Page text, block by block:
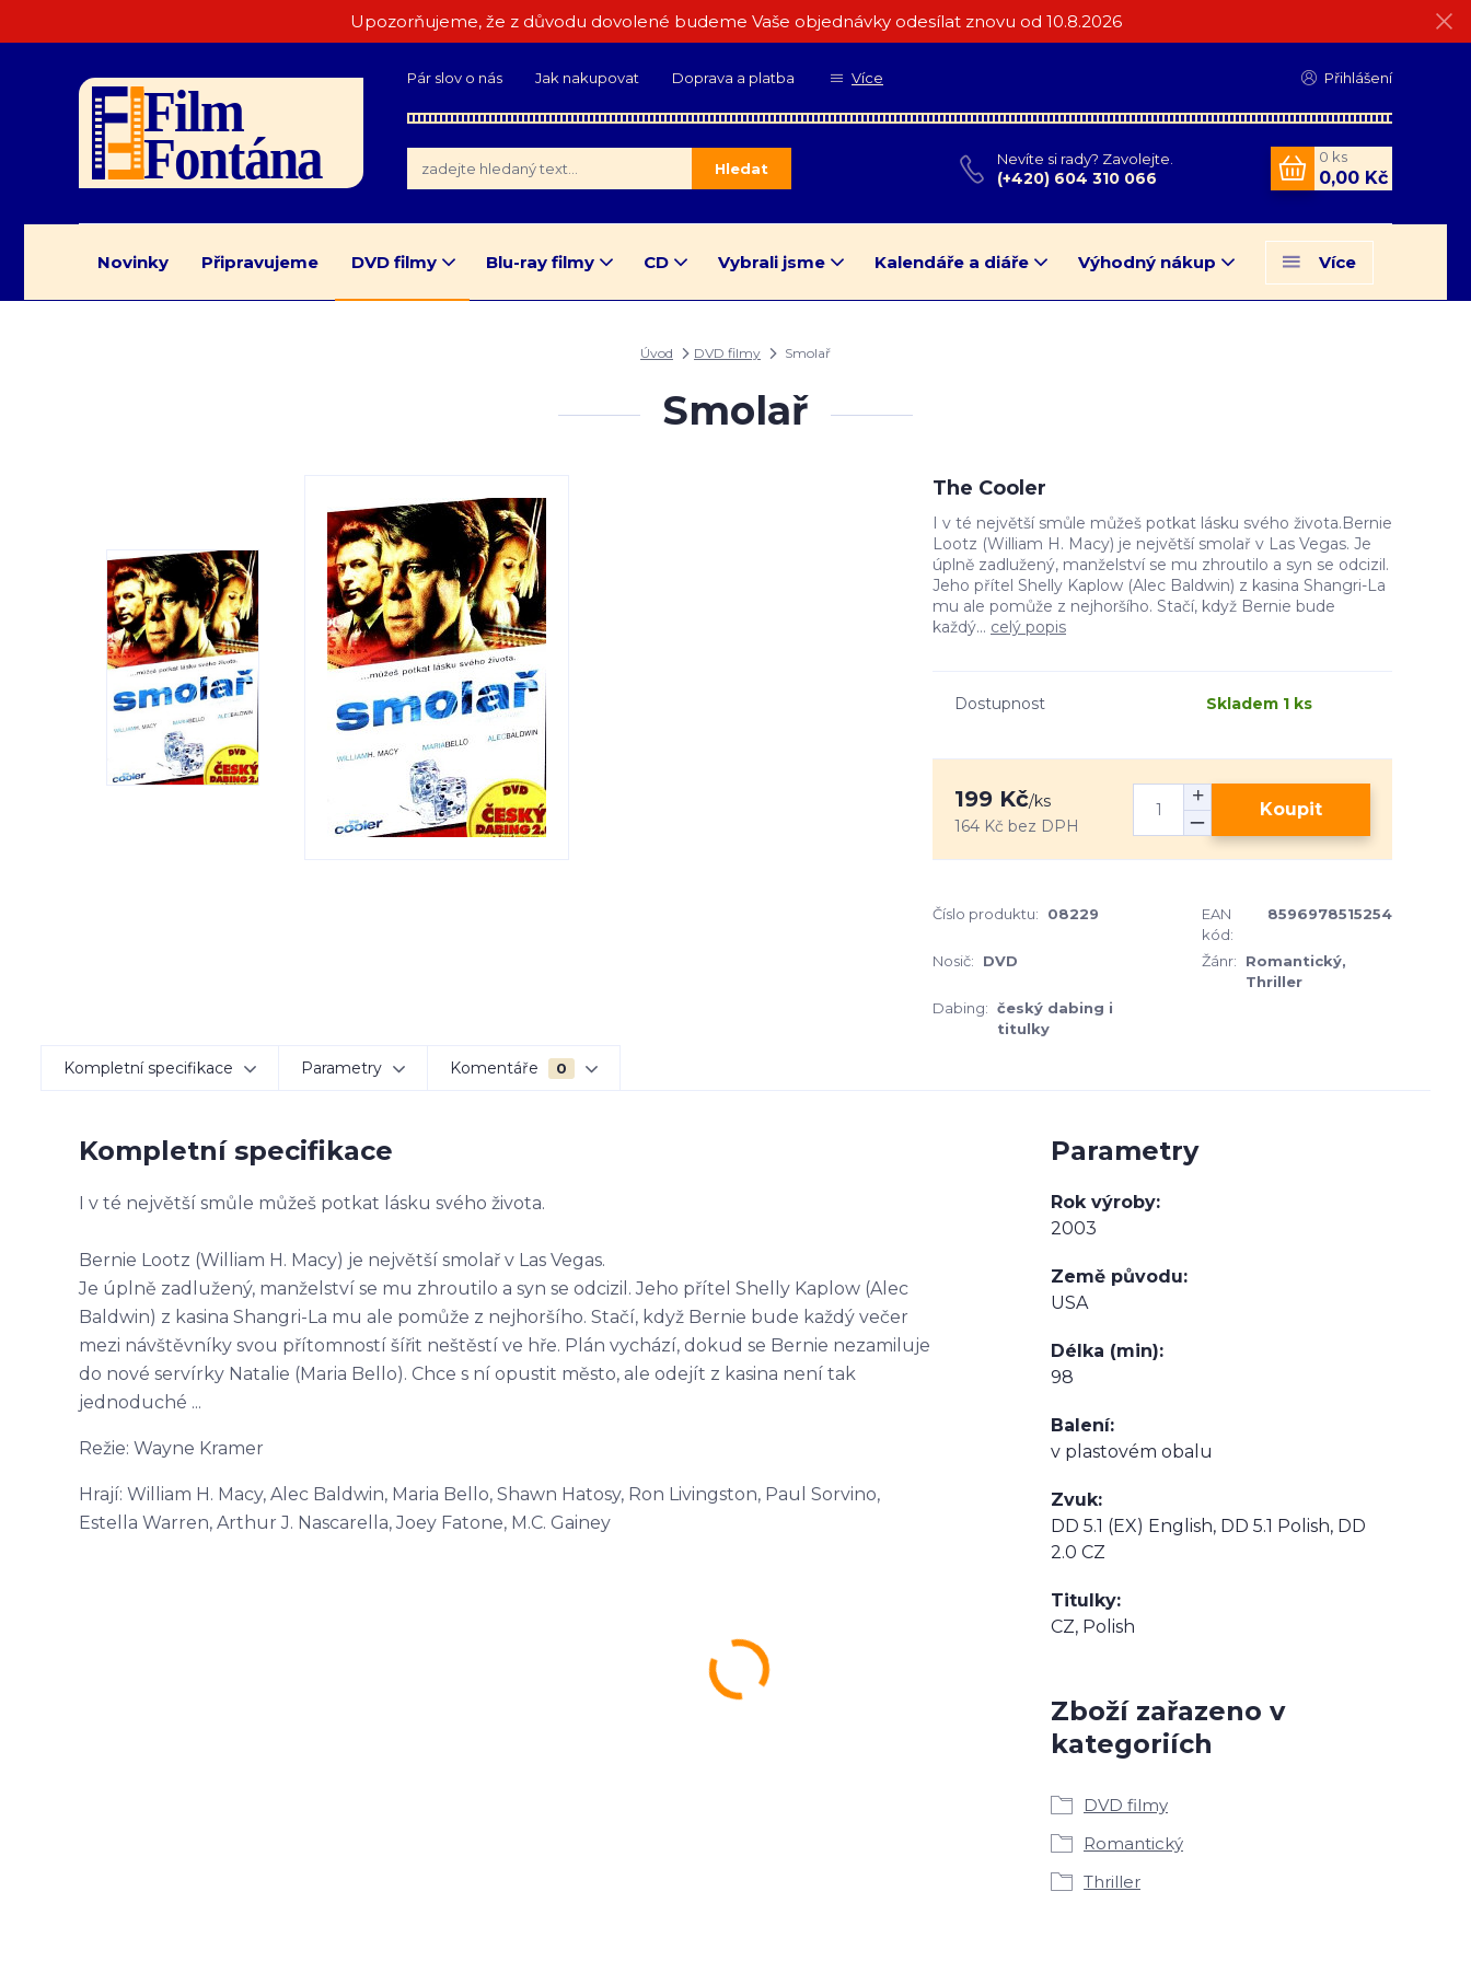
Upozorňujeme, že z důvodu dovolené budeme Vaše objednávky odesílat znovu od 10.8.2026
Pár slov o nás Jak nakupovat Doprava a platba Více Přihlášení
Hledat
Nevíte si rady? Zavolejte.
(+420) 604 310 066
0 ks
0,00 Kč
Novinky Připravujeme DVD filmy Blu-ray filmy CD Vybrali jsme Kalendáře a diáře Výhodný nákup Více
Úvod DVD filmy Smolař
Smolař
The Cooler
I v té největší smůle můžeš potkat lásku svého života.Bernie
Lootz (William H. Macy) je největší smolař v Las Vegas. Je
úplně zadlužený, manželství se mu zhroutilo a syn se odcizil.
Jeho přítel Shelly Kaplow (Alec Baldwin) z kasina Shangri-La
mu ale pomůže z nejhoršího. Stačí, když Bernie bude
každý... celý popis
Dostupnost Skladem 1 ks
199 Kč/ks
164 Kč bez DPH
Koupit
Číslo produktu: 08229
EAN
kód:
8596978515254
Nosič: DVD Žánr:
Romantický,
Thriller
Dabing: český dabing i
titulky
Kompletní specifikace Parametry Komentáře 0
Kompletní specifikace
I v té největší smůle můžeš potkat lásku svého života.
Bernie Lootz (William H. Macy) je největší smolař v Las Vegas.
Je úplně zadlužený, manželství se mu zhroutilo a syn se odcizil. Jeho přítel Shelly Kaplow (Alec
Baldwin) z kasina Shangri-La mu ale pomůže z nejhoršího. Stačí, když Bernie bude každý večer
mezi návštěvníky svou přítomností šířit neštěstí ve hře. Plán vychází, dokud se Bernie nezamiluje
do nové servírky Natalie (Maria Bello). Chce s ní opustit město, ale odejít z kasina není tak
jednoduché ...
Režie: Wayne Kramer
Hrají: William H. Macy, Alec Baldwin, Maria Bello, Shawn Hatosy, Ron Livingston, Paul Sorvino,
Estella Warren, Arthur J. Nascarella, Joey Fatone, M.C. Gainey
Parametry
Rok výroby
2003
Země původu
USA
Délka (min)
98
Balení
v plastovém obalu
Zvuk
DD 5.1 (EX) English, DD 5.1 Polish, DD
2.0 CZ
Titulky
CZ, Polish
Zboží zařazeno v
kategoriích
DVD filmy
Romantický
Thriller